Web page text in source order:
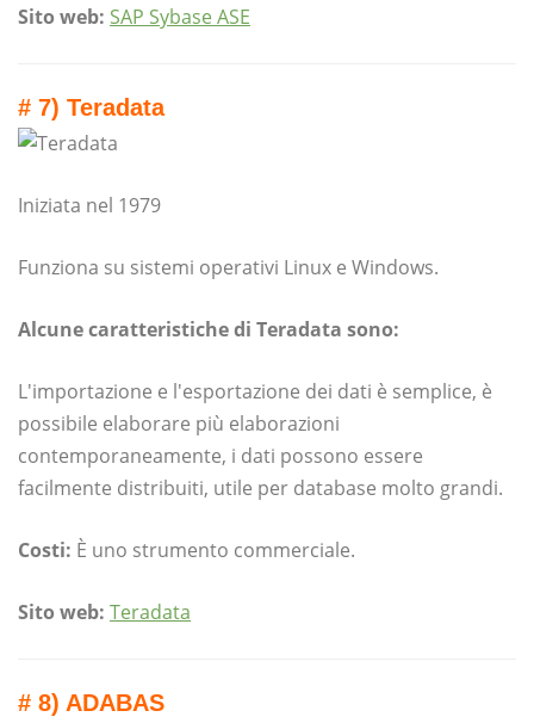
Sito web: SAP Sybase ASE
# 7) Teradata
Iniziata nel 1979
Funziona su sistemi operativi Linux e Windows.
Alcune caratteristiche di Teradata sono:
L'importazione e l'esportazione dei dati è semplice, è
possibile elaborare più elaborazioni
contemporaneamente, i dati possono essere
facilmente distribuiti, utile per database molto grandi.
Costi: È uno strumento commerciale.
Sito web: Teradata
# 8) ADABAS